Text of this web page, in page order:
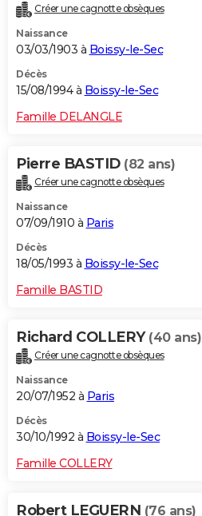
Créer une cagnotte obsèques
Naissance
03/03/1903 à Boissy-le-Sec
Décès
15/08/1994 à Boissy-le-Sec
Famille DELANGLE
Pierre BASTID (82 ans)
Créer une cagnotte obsèques
Naissance
07/09/1910 à Paris
Décès
18/05/1993 à Boissy-le-Sec
Famille BASTID
Richard COLLERY (40 ans)
Créer une cagnotte obsèques
Naissance
20/07/1952 à Paris
Décès
30/10/1992 à Boissy-le-Sec
Famille COLLERY
Robert LEGUERN (76 ans)